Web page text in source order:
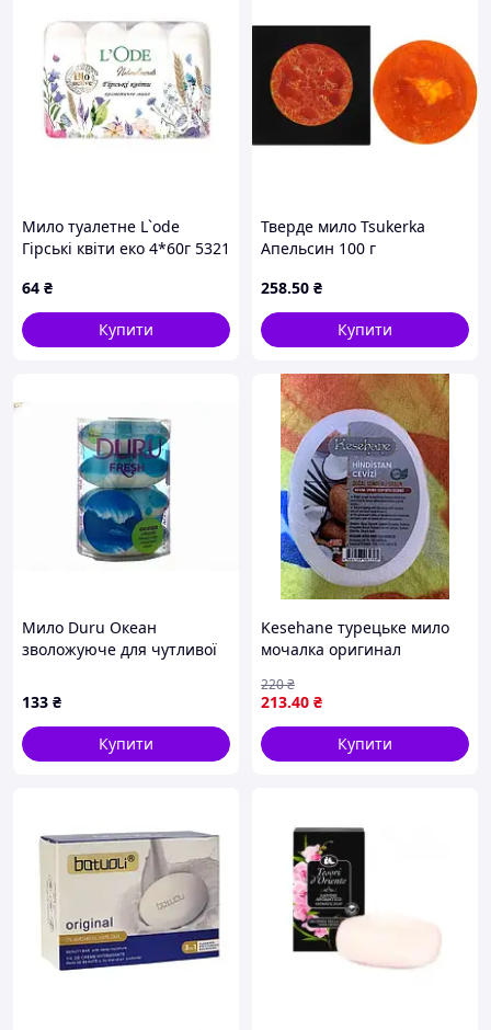
Мило туалетне L`ode
Гірські квіти еко 4*60г 5321
64 ₴
Купити
Тверде мило Tsukerka
Апельсин 100 г
258.50 ₴
Купити
Мило Duru Океан
зволожуюче для чутливої
4x100 г
133 ₴
Купити
Kesehane турецьке мило
мочалка оригинал
213.40 ₴
220₴
Купити